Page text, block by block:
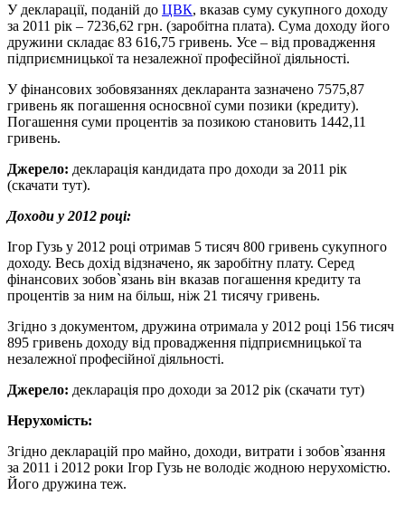
У декларації, поданій до ЦВК, вказав суму сукупного доходу
за 2011 рік – 7236,62 грн. (заробітна плата). Сума доходу його
дружини складає 83 616,75 гривень. Усе – від провадження
підприємницької та незалежної професійної діяльності.
У фінансових зобовязаннях декларанта зазначено 7575,87
гривень як погашення осносвної суми позики (кредиту).
Погашення суми процентів за позикою становить 1442,11
гривень.
Джерело: декларація кандидата про доходи за 2011 рік
(скачати тут).
Доходи у 2012 році:
Ігор Гузь у 2012 році отримав 5 тисяч 800 гривень сукупного
доходу. Весь дохід відзначено, як заробітну плату. Серед
фінансових зобов`язань він вказав погашення кредиту та
процентів за ним на більш, ніж 21 тисячу гривень.
Згідно з документом, дружина отримала у 2012 році 156 тисяч
895 гривень доходу від провадження підприємницької та
незалежної професійної діяльності.
Джерело: декларація про доходи за 2012 рік (скачати тут)
Нерухомість:
Згідно декларацій про майно, доходи, витрати і зобов`язання
за 2011 і 2012 роки Ігор Гузь не володіє жодною нерухомістю.
Його дружина теж.